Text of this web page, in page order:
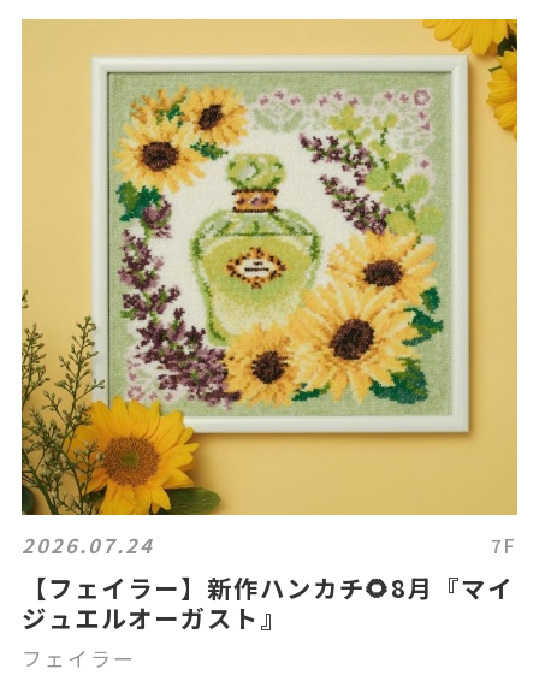
2026.07.24 7F
【フェイラー】新作ハンカチ🌻8月『マイ
ジュエルオーガスト』
フェイラー